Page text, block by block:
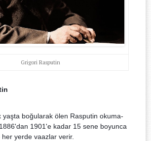
Grigori Rasputin
yaşta boğularak ölen Rasputin okuma-
1901'e kadar 15 sene boyunca
yerde vaazlar verir.